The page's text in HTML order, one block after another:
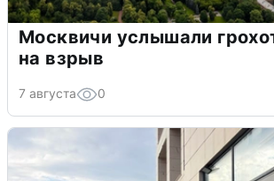
Москвичи услышали
на взрыв
7 августа 0